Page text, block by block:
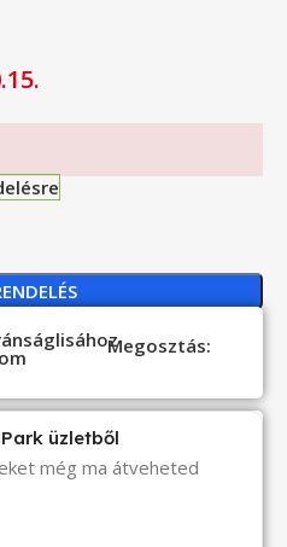
Megosztás:
üzletből
még ma átveheted